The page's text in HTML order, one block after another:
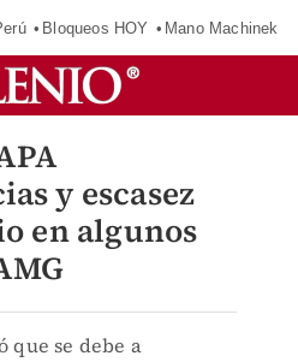
Bloqueos HOY Mano Machinek
y escasez
en algunos
que se debe a